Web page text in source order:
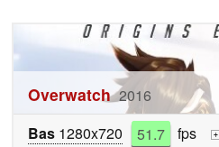
Overwatch 2016
Bas 1280x720 51.7 fps +